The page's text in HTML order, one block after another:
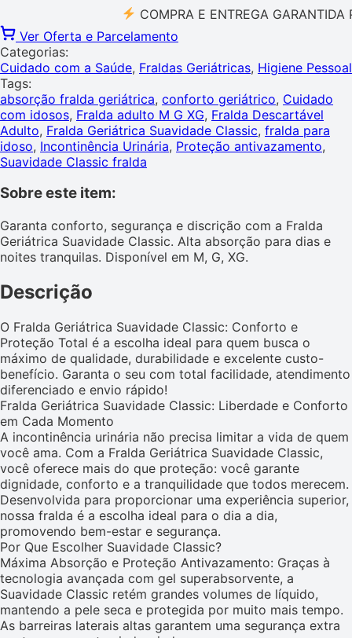
COMPRA E ENTREGA GARANTIDA PELO
Ver Oferta e Parcelamento
Categorias:
Cuidado com a Saúde, Fraldas Geriátricas, Higiene Pessoal
Tags:
absorção fralda geriátrica, conforto geriátrico, Cuidado
com idosos, Fralda adulto M G XG, Fralda Descartável
Adulto, Fralda Geriátrica Suavidade Classic, fralda para
idoso, Incontinência Urinária, Proteção antivazamento,
Suavidade Classic fralda
Sobre este item:
Garanta conforto, segurança e discrição com a Fralda
Geriátrica Suavidade Classic. Alta absorção para dias e
noites tranquilas. Disponível em M, G, XG.
Descrição
O Fralda Geriátrica Suavidade Classic: Conforto e
Proteção Total é a escolha ideal para quem busca o
máximo de qualidade, durabilidade e excelente custo-
benefício. Garanta o seu com total facilidade, atendimento
diferenciado e envio rápido!
Fralda Geriátrica Suavidade Classic: Liberdade e Conforto
em Cada Momento
A incontinência urinária não precisa limitar a vida de quem
você ama. Com a Fralda Geriátrica Suavidade Classic,
você oferece mais do que proteção: você garante
dignidade, conforto e a tranquilidade que todos merecem.
Desenvolvida para proporcionar uma experiência superior,
nossa fralda é a escolha ideal para o dia a dia,
promovendo bem-estar e segurança.
Por Que Escolher Suavidade Classic?
Máxima Absorção e Proteção Antivazamento: Graças à
tecnologia avançada com gel superabsorvente, a
Suavidade Classic retém grandes volumes de líquido,
mantendo a pele seca e protegida por muito mais tempo.
As barreiras laterais altas garantem uma segurança extra